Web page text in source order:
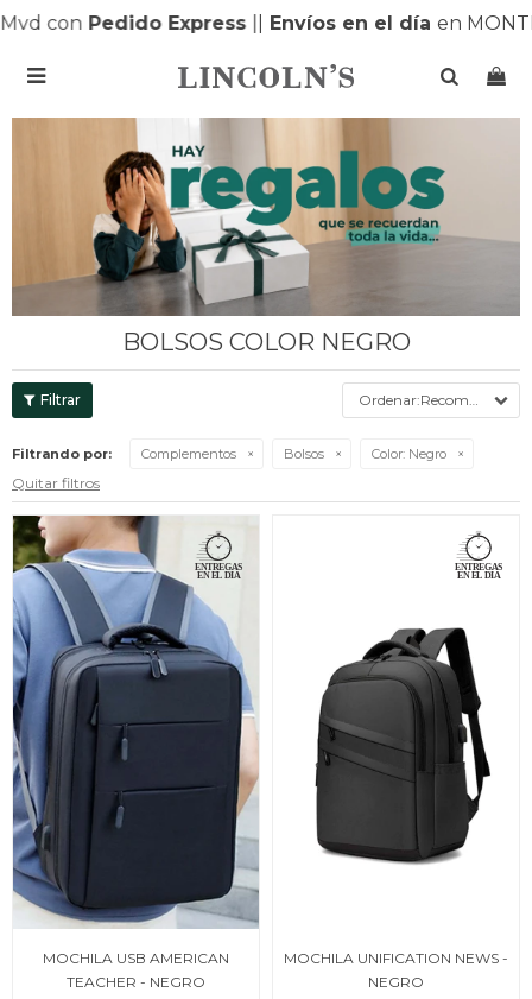
conPedido Express| Envíos en el díaen

BOLSOS COLOR NEGRO
Recomendados
Filtrando por: Complementos Bolsos Color: Negro
Quitar filtros
MOCHILA USB AMERICAN
TEACHER - NEGRO
MOCHILA UNIFICATION NEWS -
NEGRO